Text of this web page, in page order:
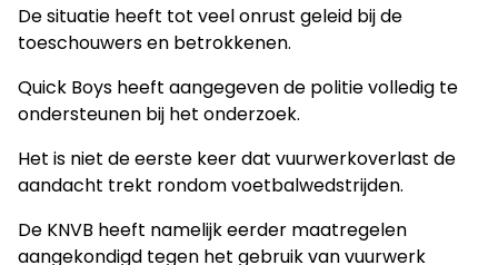
De situatie heeft tot veel onrust geleid bij de
toeschouwers en betrokkenen.
Quick Boys heeft aangegeven de politie volledig te
ondersteunen bij het onderzoek.
Het is niet de eerste keer dat vuurwerkoverlast de
aandacht trekt rondom voetbalwedstrijden.
De KNVB heeft namelijk eerder maatregelen
aangekondigd tegen het gebruik van vuurwerk